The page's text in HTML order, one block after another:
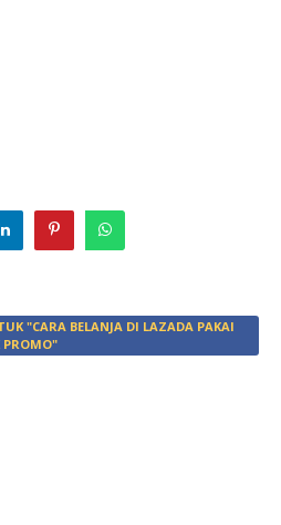
"CARA BELANJA DI LAZADA PAKAI
PROMO"